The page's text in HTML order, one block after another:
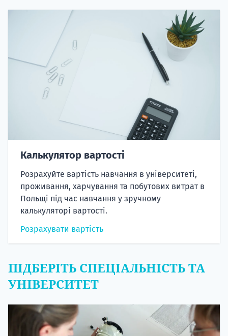
Калькулятор вартості
Розрахуйте вартість навчання в університеті,
проживання, харчування та побутових витрат в
Польщі під час навчання у зручному
калькуляторі вартості.
Розрахувати вартість
ПІДБЕРІТЬ СПЕЦІАЛЬНІСТЬ ТА
УНІВЕРСИТЕТ